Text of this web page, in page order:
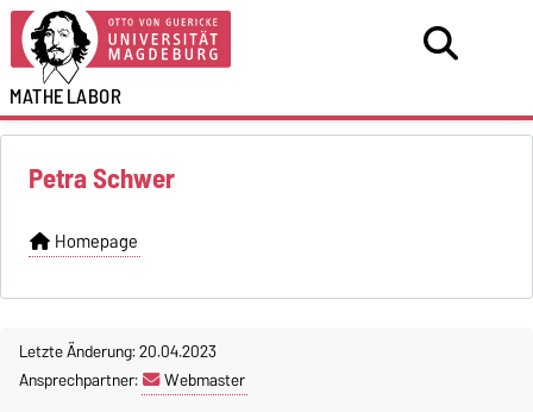
MATHELABOR
Petra Schwer
Homepage
Letzte Änderung: 20.04.2023
Ansprechpartner:
Webmaster